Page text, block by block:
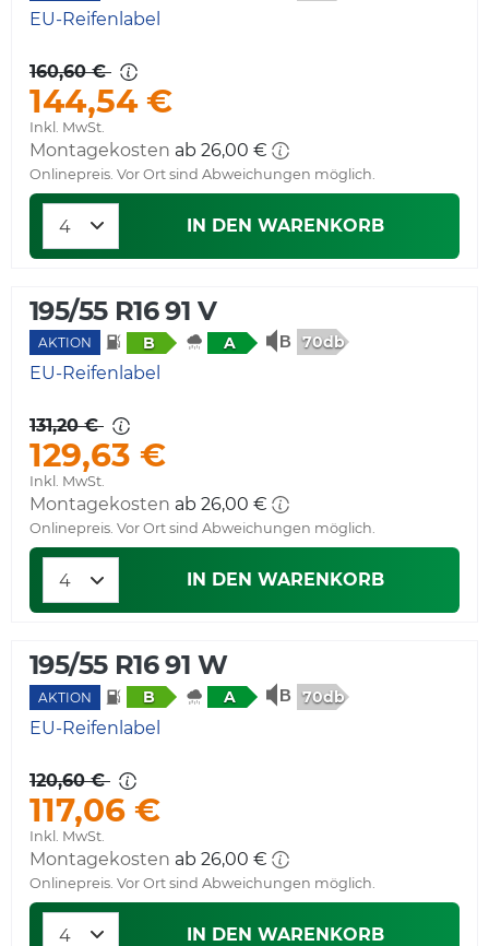
EU-Reifenlabel
160,60 €
144,54 €
Inkl. MwSt.
Montagekosten
Onlinepreis. Vor Ort sind Abweichungen möglich.
IN DEN WARENKORB
195/55 R16 91 V
AKTION B A 70db
EU-Reifenlabel
131,20 €
129,63 €
Inkl. MwSt.
Montagekosten
Onlinepreis. Vor Ort sind Abweichungen möglich.
IN DEN WARENKORB
195/55 R16 91 W
AKTION B A 70db
EU-Reifenlabel
120,60 €
117,06 €
Inkl. MwSt.
Montagekosten
Onlinepreis. Vor Ort sind Abweichungen möglich.
IN DEN WARENKORB